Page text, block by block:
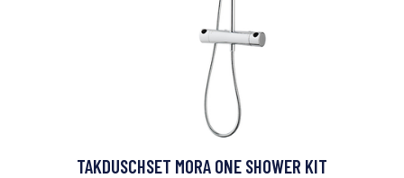
TAKDUSCHSET MORA ONE SHOWER KIT